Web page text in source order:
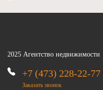
2025 Агентство недвижимости
+7 (473) 228-22-77
Заказать звонок